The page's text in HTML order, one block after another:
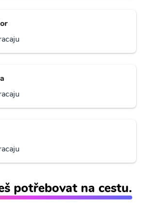
potřebovat na cestu.